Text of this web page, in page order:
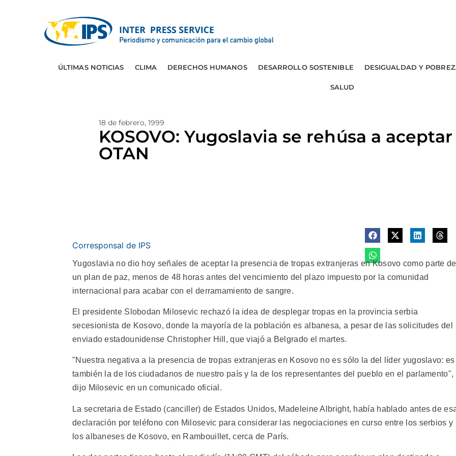
ÚLTIMAS NOTICIAS CLIMA DERECHOS HUMANOS DESARROLLO SOSTENIBLE DESIGUALDAD Y
SALUD
18 de febrero, 1999
KOSOVO: Yugoslavia se rehúsa a
OTAN
Corresponsal de IPS
Yugoslavia no dio hoy señales de aceptar la presencia de tropas extranjeras en Kosovo como parte de
un plan de paz, menos de 48 horas antes del vencimiento del plazo impuesto por la comunidad
internacional para acabar con el derramamiento de sangre.
El presidente Slobodan Milosevic rechazó la idea de desplegar tropas en la provincia serbia
secesionista de Kosovo, donde la mayoría de la población es albanesa, a pesar de las solicitudes del
enviado estadounidense Christopher Hill, que viajó a Belgrado el martes.
"Nuestra negativa a la presencia de tropas extranjeras en Kosovo no es sólo la del líder yugoslavo: es
también la de los ciudadanos de nuestro país y la de los representantes del pueblo en el parlamento",
dijo Milosevic en un comunicado oficial.
La secretaria de Estado (canciller) de Estados Unidos, Madeleine Albright, había hablado antes de
declaración por teléfono con Milosevic para considerar las negociaciones en curso entre los serbios y
los albaneses de Kosovo, en Rambouillet, cerca de París.